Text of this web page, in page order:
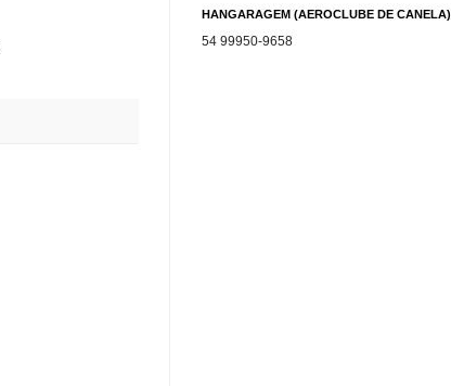
HANGARAGEM (AEROCLUBE DE CANELA)
54 99950-9658